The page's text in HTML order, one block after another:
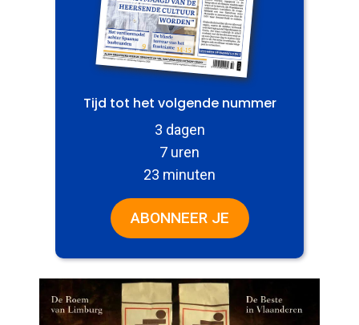
Tijd tot het volgende nummer
3 dagen
7 uren
23 minuten
ABONNEER JE